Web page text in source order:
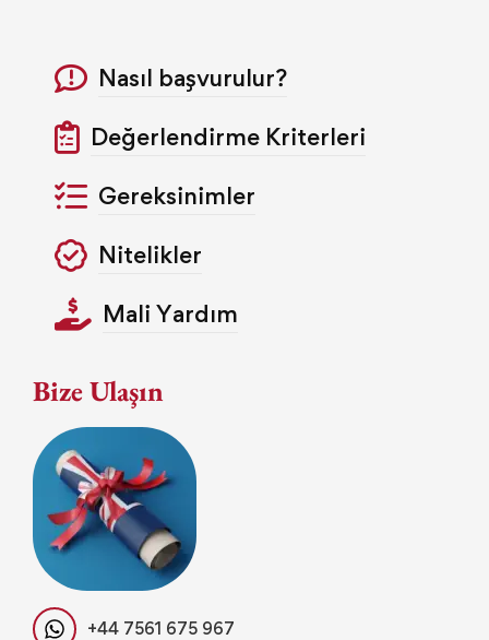
Nasıl başvurulur?
Değerlendirme Kriterleri
Gereksinimler
Nitelikler
Mali Yardım
Bize Ulaşın
+44 7561 675 967